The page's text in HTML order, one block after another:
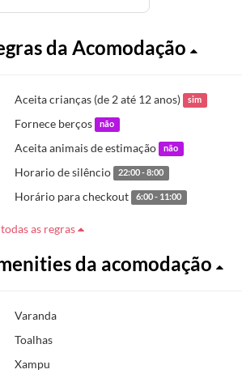
da Acomodação
Aceita crianças (de 2 até 12 anos) sim
Fornece berços não
Aceita animais de estimação não
Horario de silêncio 22:00 - 8:00
Horário para checkout 6:00 - 11:00
as regras
da acomodação
Varanda
Toalhas
Xampu